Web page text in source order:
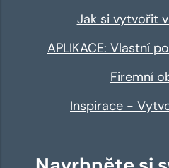
Jak si vytvořit
APLIKACE: Vlastní
Firemní
Inspirace -